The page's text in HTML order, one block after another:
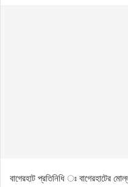
বাগেরহাট প্রতিনিধি ঃ বাগেরহাটের